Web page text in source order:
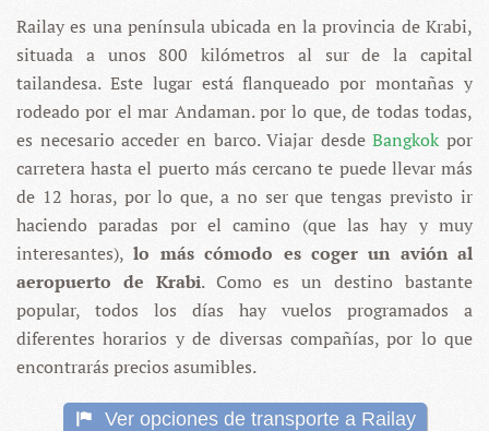
Railay es una península ubicada en la provincia de Krabi,
situada a unos 800 kilómetros al sur de la capital
tailandesa. Este lugar está flanqueado por montañas y
rodeado por el mar Andaman. por lo que, de todas todas,
es necesario acceder en barco. Viajar desdeBangkok por
carretera hasta el puerto más cercano te puede llevar más
de 12 horas, por lo que, a no ser que tengas previsto ir
haciendo paradas por el camino (que las hay y muy
interesantes),lo más cómodo es coger un avión al
aeropuerto de Krabi. Como es un destino bastante
popular, todos los días hay vuelos programados a
diferentes horarios y de diversas compañías, por lo que
encontrarás precios asumibles.
Ver opciones de transporte a Railay